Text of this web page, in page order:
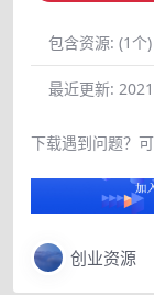
包含资源: (1个)
最近更新:
下载遇到问题？
创业资源